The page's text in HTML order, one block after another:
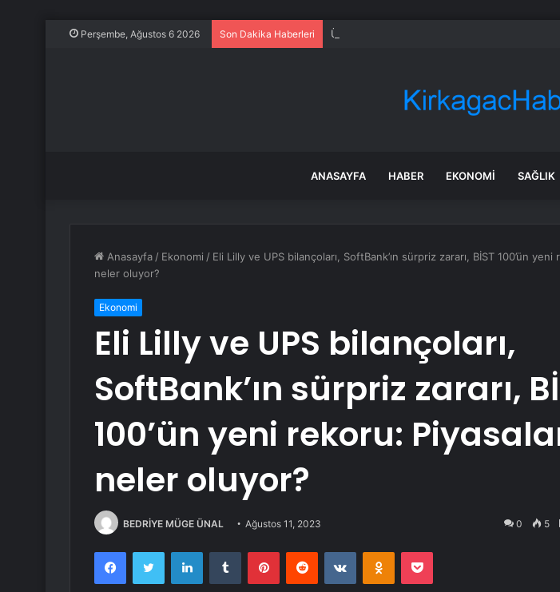
Perşembe, Ağustos 6 2026 Son Dakika Haberleri Ünlü iş insanı Alaaddin Çağlıköse’ye kafede
ANASAYFA HABER EKONOMI SAĞLIK
Anasayfa / Ekonomi / Eli Lilly ve UPS bilançoları, SoftBank’ın sürpriz zararı, BİST 100’ün
neler oluyor?
Ekonomi
Eli Lilly ve UPS bilançoları,
SoftBank’ın sürpriz zararı,
100’ün yeni rekoru:
neler oluyor?
BEDRİYE MÜGE ÜNAL Ağustos 11, 2023 0 5
FacebookTwitter LinkedInTumblr PinterestReddit VKontakteOdnoklassniki
Pocket